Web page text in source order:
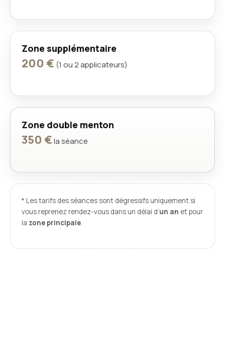
Zone supplémentaire
200 € (1 ou 2 applicateurs)
Zone double menton
350 €la séance
* Les tarifs des séances sont dégressifs uniquement si
vous reprenez rendez-vous dans un délai d’un an et pour
la zone principale.